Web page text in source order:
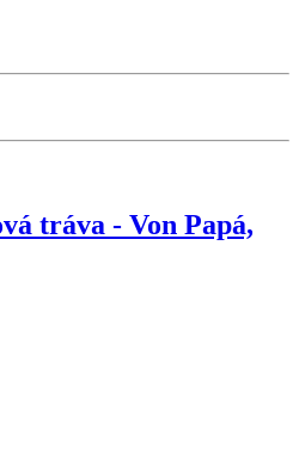
tráva - Von Papá,